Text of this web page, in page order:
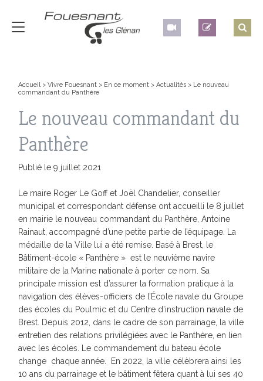
Accueil>Vivre Fouesnant > En ce moment >Actualités > Le nouveau
commandant du Panthère
Le nouveau commandant du
Panthère
Publié le 9 juillet 2021
Le maire Roger Le Goff et Joël Chandelier, conseiller
municipal et correspondant défense ont accueilli le 8 juillet
en mairie le nouveau commandant du Panthère, Antoine
Rainaut, accompagné d’une petite partie de l’équipage. La
médaille de la Ville lui a été remise. Basé à Brest, le
Bâtiment-école « Panthère » est le neuvième navire
militaire de la Marine nationale à porter ce nom. Sa
principale mission est d’assurer la formation pratique à la
navigation des élèves-officiers de l’École navale du Groupe
des écoles du Poulmic et du Centre d’instruction navale de
Brest. Depuis 2012, dans le cadre de son parrainage, la ville
entretien des relations privilégiées avec le Panthère, en lien
avec les écoles. Le commandement du bateau école
change chaque année. En 2022, la ville célèbrera ainsi les
10 ans du parrainage et le bâtiment fêtera quant à lui ses 40